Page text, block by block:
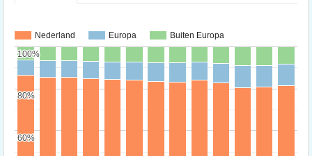
Nederland Europa Buiten Europa
60%
60%
80%
80%
100%
100%